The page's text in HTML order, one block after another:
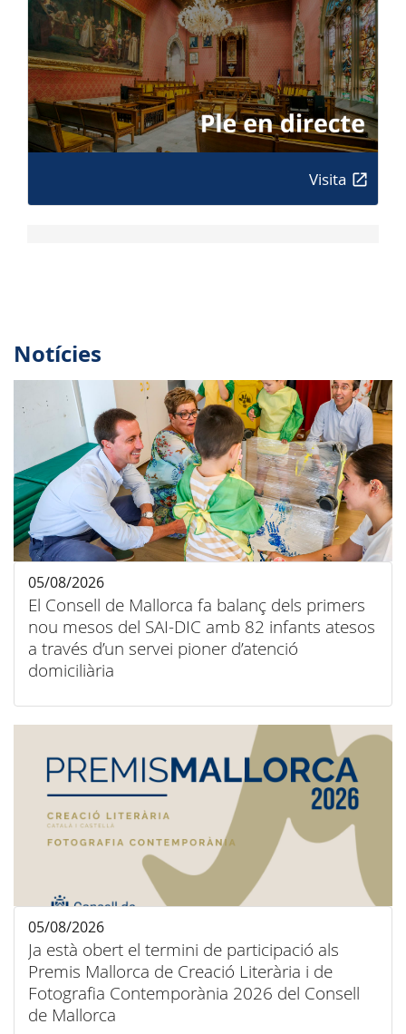
Visita
Notícies
El Consell de Mallorca fa balanç dels primers
nou mesos del SAI-DIC amb 82 infants atesos
a través d’un servei pioner d’atenció
domiciliària
05/08/2026
Ja està obert el termini de participació als
Premis Mallorca de Creació Literària i de
Fotografia Contemporània 2026 del Consell
de Mallorca
05/08/2026